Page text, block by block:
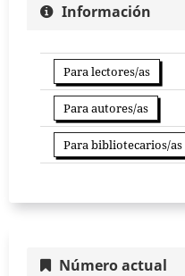
Información
Para lectores/as
Para autores/as
Para bibliotecarios/as
Número actual